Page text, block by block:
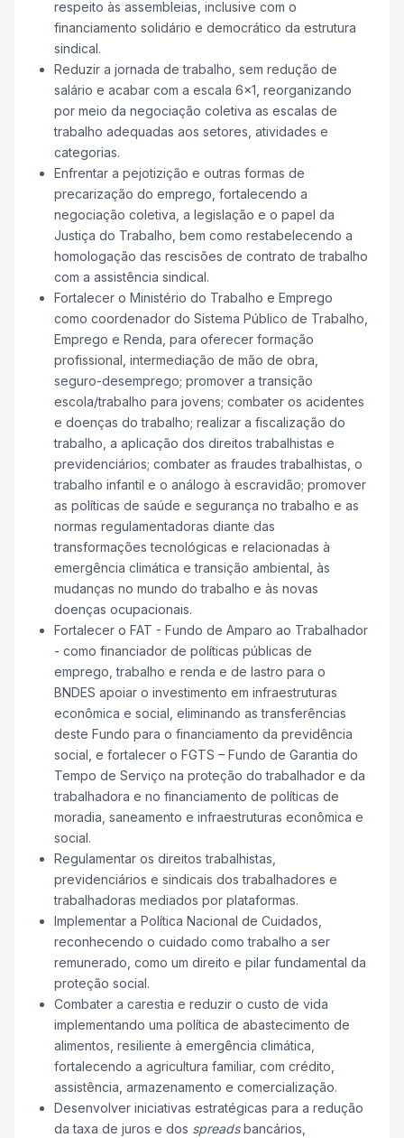
respeito às assembleias, inclusive com o
financiamento solidário e democrático da estrutura
sindical.
Reduzir a jornada de trabalho, sem redução de
salário e acabar com a escala 6x1, reorganizando
por meio da negociação coletiva as escalas de
trabalho adequadas aos setores, atividades e
categorias.
Enfrentar a pejotizição e outras formas de
precarização do emprego, fortalecendo a
negociação coletiva, a legislação e o papel da
Justiça do Trabalho, bem como restabelecendo a
homologação das rescisões de contrato de trabalho
com a assistência sindical.
Fortalecer o Ministério do Trabalho e Emprego
como coordenador do Sistema Público de Trabalho,
Emprego e Renda, para oferecer formação
profissional, intermediação de mão de obra,
seguro-desemprego; promover a transição
escola/trabalho para jovens; combater os acidentes
e doenças do trabalho; realizar a fiscalização do
trabalho, a aplicação dos direitos trabalhistas e
previdenciários; combater as fraudes trabalhistas, o
trabalho infantil e o análogo à escravidão; promover
as políticas de saúde e segurança no trabalho e as
normas regulamentadoras diante das
transformações tecnológicas e relacionadas à
emergência climática e transição ambiental, às
mudanças no mundo do trabalho e às novas
doenças ocupacionais.
Fortalecer o FAT - Fundo de Amparo ao Trabalhador
- como financiador de políticas públicas de
emprego, trabalho e renda e de lastro para o
BNDES apoiar o investimento em infraestruturas
econômica e social, eliminando as transferências
deste Fundo para o financiamento da previdência
social, e fortalecer o FGTS – Fundo de Garantia do
Tempo de Serviço na proteção do trabalhador e da
trabalhadora e no financiamento de políticas de
moradia, saneamento e infraestruturas econômica e
social.
Regulamentar os direitos trabalhistas,
previdenciários e sindicais dos trabalhadores e
trabalhadoras mediados por plataformas.
Implementar a Política Nacional de Cuidados,
reconhecendo o cuidado como trabalho a ser
remunerado, como um direito e pilar fundamental da
proteção social.
Combater a carestia e reduzir o custo de vida
implementando uma política de abastecimento de
alimentos, resiliente à emergência climática,
fortalecendo a agricultura familiar, com crédito,
assistência, armazenamento e comercialização.
Desenvolver iniciativas estratégicas para a redução
da taxa de juros e dos spreadsbancários,